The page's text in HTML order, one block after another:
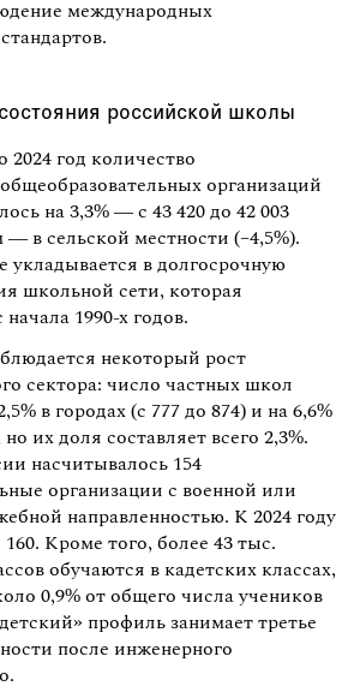
международных
российской школы
2024 год количество
организаций
на 3,3% — с 43 420 до 42 003
в сельской местности (–4,5%).
укладывается в долгосрочную
школьной сети, которая
1990-х годов.
некоторый рост
сектора: число частных школ
в городах (с 777 до 874) и на 6,6%
их доля составляет всего 2,3%.
насчитывалось 154
организации с военной или
направленностью. К 2024 году
Кроме того, более 43 тыс.
обучаются в кадетских классах,
0,9% от общего числа учеников
профиль занимает третье
после инженерного